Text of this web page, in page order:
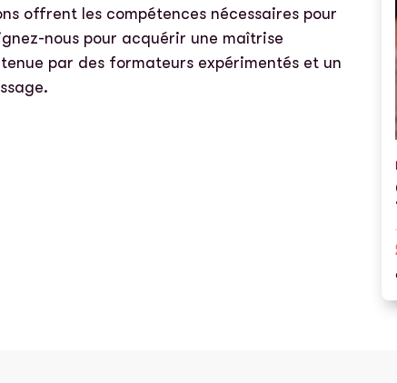
offrent les compétences nécessaires pour
nous pour acquérir une maîtrise
par des formateurs expérimentés et un